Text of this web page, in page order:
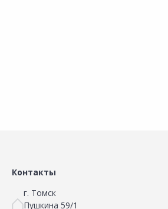
Контакты
г. Томск
Пушкина 59/1